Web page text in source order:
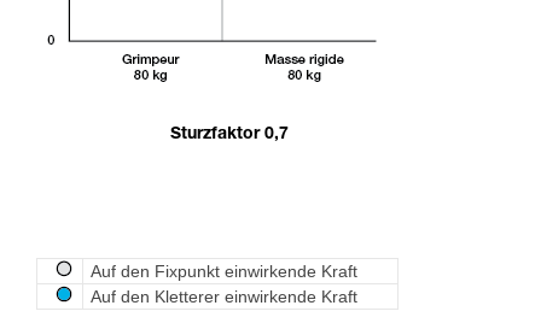
Sturzfaktor 0,7
Auf den Fixpunkt einwirkende Kraft
Auf den Kletterer einwirkende Kraft